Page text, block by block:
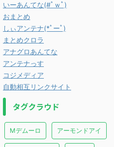
いーあんてな(#ﾟｗﾟ)
おまとめ
しぃアンテナ(*ﾟーﾟ)
まとめクロラ
アナグロあんてな
アンテナっす
コジメディア
自動相互リンクサイト
タグクラウド
Mデムーロ アーモンドアイ